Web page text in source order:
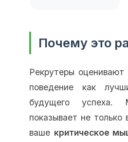
Почему это
Рекрутеры
поведение как
будущего успеха.
показывает не
ваше критическое